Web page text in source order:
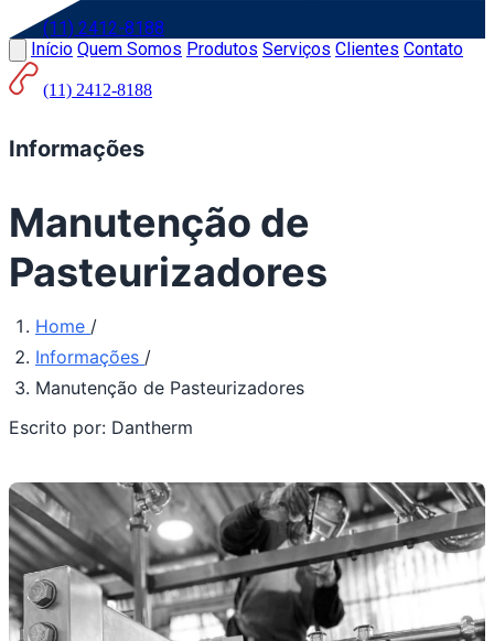
(11) 2412-8188
Início Quem Somos Produtos Serviços Clientes Contato
(11) 2412-8188
Informações
Manutenção de
Pasteurizadores
Home /
Informações /
Manutenção de Pasteurizadores
Escrito por: Dantherm